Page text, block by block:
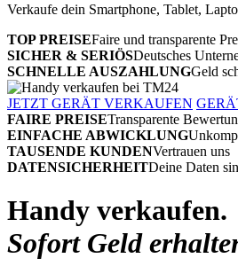
Verkaufe dein Smartphone, Tablet,
TOP PREISEFaire und transparente
SICHER & SERIÖSDeutsches
SCHNELLE AUSZAHLUNGGeld
JETZT GERÄT VERKAUFEN
FAIRE PREISETransparente
EINFACHE ABWICKLUNG
TAUSENDE KUNDENVertrauen uns
DATENSICHERHEITDeine Daten
Handy verkaufen.
Sofort Geld